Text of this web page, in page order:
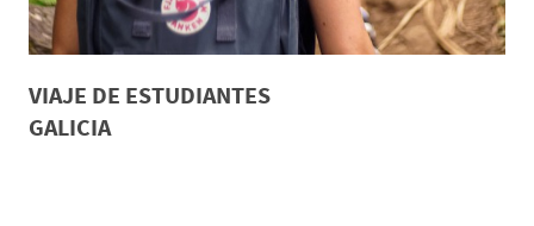
VIAJE DE ESTUDIANTES
GALICIA